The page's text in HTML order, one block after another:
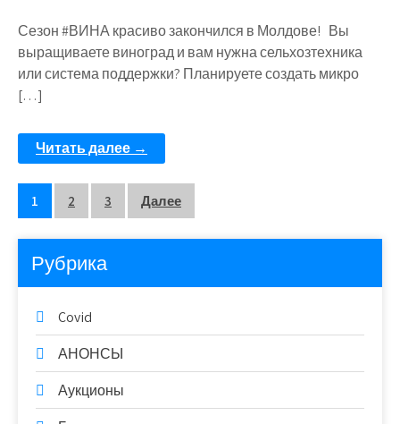
Сезон #ВИНА красиво закончился в Молдове! Вы
выращиваете виноград и вам нужна сельхозтехника
или система поддержки? Планируете создать микро
[…]
Читать далее →
1 2 3 Далее
Рубрика
Covid
АНОНСЫ
Аукционы